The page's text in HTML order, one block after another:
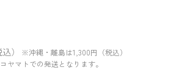
）
※沖縄・離島は1,300円（税込）
ヤマトでの発送となります。